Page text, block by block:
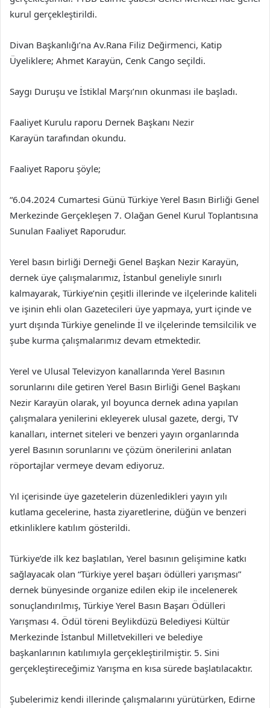
kurul gerçekleştirildi.
Divan Başkanlığı’na Av.Rana Filiz Değirmenci, Katip
Üyeliklere; Ahmet Karayün, Cenk Cango seçildi.
Saygı Duruşu ve İstiklal Marşı’nın okunması ile başladı.
Faaliyet Kurulu raporu Dernek Başkanı Nezir
Karayün tarafından okundu.
Faaliyet Raporu şöyle;
“6.04.2024 Cumartesi Günü Türkiye Yerel Basın Birliği Genel
Merkezinde Gerçekleşen 7. Olağan Genel Kurul Toplantısına
Sunulan Faaliyet Raporudur.
Yerel basın birliği Derneği Genel Başkan Nezir Karayün,
dernek üye çalışmalarımız, İstanbul geneliyle sınırlı
kalmayarak, Türkiye’nin çeşitli illerinde ve ilçelerinde kaliteli
ve işinin ehli olan Gazetecileri üye yapmaya, yurt içinde ve
yurt dışında Türkiye genelinde İl ve ilçelerinde temsilcilik ve
şube kurma çalışmalarımız devam etmektedir.
Yerel ve Ulusal Televizyon kanallarında Yerel Basının
sorunlarını dile getiren Yerel Basın Birliği Genel Başkanı
Nezir Karayün olarak, yıl boyunca dernek adına yapılan
çalışmalara yenilerini ekleyerek ulusal gazete, dergi, TV
kanalları, internet siteleri ve benzeri yayın organlarında
yerel Basının sorunlarını ve çözüm önerilerini anlatan
röportajlar vermeye devam ediyoruz.
Yıl içerisinde üye gazetelerin düzenledikleri yayın yılı
kutlama gecelerine, hasta ziyaretlerine, düğün ve benzeri
etkinliklere katılım gösterildi.
Türkiye’de ilk kez başlatılan, Yerel basının gelişimine katkı
sağlayacak olan “Türkiye yerel başarı ödülleri yarışması”
dernek bünyesinde organize edilen ekip ile incelenerek
sonuçlandırılmış, Türkiye Yerel Basın Başarı Ödülleri
Yarışması 4. Ödül töreni Beylikdüzü Belediyesi Kültür
Merkezinde İstanbul Milletvekilleri ve belediye
başkanlarının katılımıyla gerçekleştirilmiştir. 5. Sini
gerçekleştireceğimiz Yarışma en kısa sürede başlatılacaktır.
Şubelerimiz kendi illerinde çalışmalarını yürütürken, Edirne